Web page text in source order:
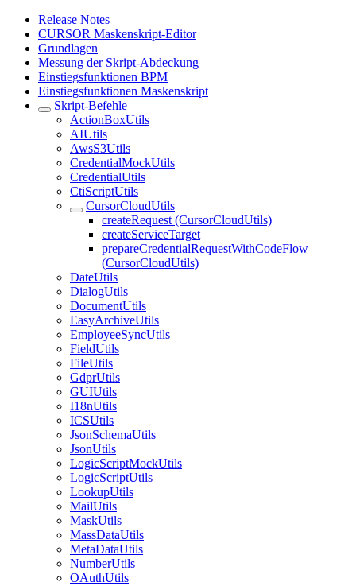
Release Notes
CURSOR Maskenskript-Editor
Grundlagen
Messung der Skript-Abdeckung
Einstiegsfunktionen BPM
Einstiegsfunktionen Maskenskript
Skript-Befehle
ActionBoxUtils
AIUtils
AwsS3Utils
CredentialMockUtils
CredentialUtils
CtiScriptUtils
CursorCloudUtils
createRequest (CursorCloudUtils)
createServiceTarget
prepareCredentialRequestWithCodeFlow
(CursorCloudUtils)
DateUtils
DialogUtils
DocumentUtils
EasyArchiveUtils
EmployeeSyncUtils
FieldUtils
FileUtils
GdprUtils
GUIUtils
I18nUtils
ICSUtils
JsonSchemaUtils
JsonUtils
LogicScriptMockUtils
LogicScriptUtils
LookupUtils
MailUtils
MaskUtils
MassDataUtils
MetaDataUtils
NumberUtils
OAuthUtils